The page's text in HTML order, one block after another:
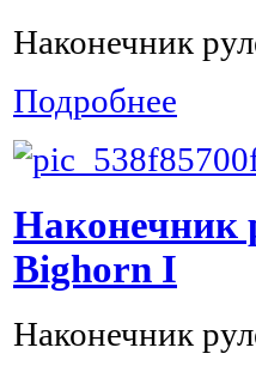
Наконечник
Подробнее
Наконечник
Bighorn I
Наконечник